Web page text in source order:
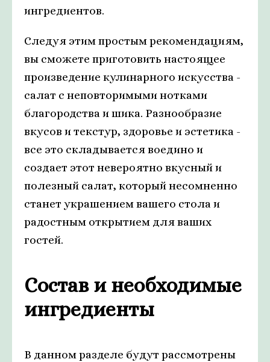
ингредиентов.
Следуя этим простым рекомендациям,
вы сможете приготовить настоящее
произведение кулинарного искусства -
салат с неповторимыми нотками
благородства и шика. Разнообразие
вкусов и текстур, здоровье и эстетика -
все это складывается воедино и
создает этот невероятно вкусный и
полезный салат, который несомненно
станет украшением вашего стола и
радостным открытием для ваших
гостей.
Состав и необходимые
ингредиенты
В данном разделе будут рассмотрены